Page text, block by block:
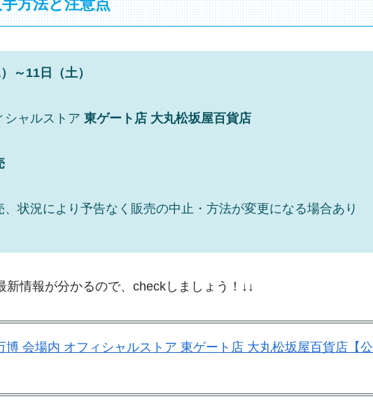
方法と注意点
～11日（土）
シャルストア 東ゲート店 大丸松坂屋百貨店
状況により予告なく販売の中止・方法が変更になる場合あり
情報が分かるので、checkしましょう！↓↓
博 会場内 オフィシャルストア 東ゲート店 大丸松坂屋百貨店【公